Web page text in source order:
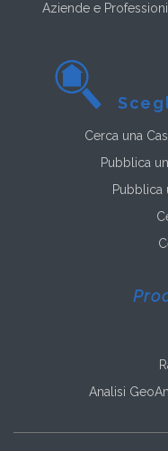
Aziende e
Cerca una
Pubblica
Pubblica
Analisi